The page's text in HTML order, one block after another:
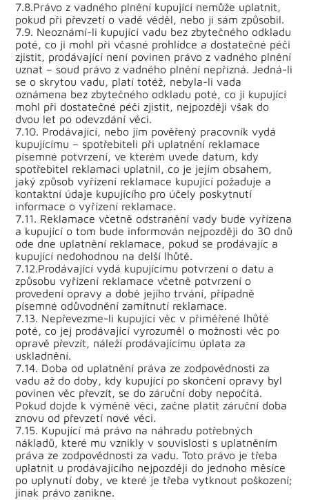
7.8.Právo z vadného plnění kupující nemůže uplatnit,
pokud při převzetí o vadě věděl, nebo ji sám způsobil.
7.9. Neoznámí-li kupující vadu bez zbytečného odkladu
poté, co ji mohl při včasné prohlídce a dostatečné péči
zjistit, prodávající není povinen právo z vadného plnění
uznat – soud právo z vadného plnění nepřizná. Jedná-li
se o skrytou vadu, platí totéž, nebyla-li vada
oznámena bez zbytečného odkladu poté, co ji kupující
mohl při dostatečné péči zjistit, nejpozději však do
dvou let po odevzdání věci.
7.10. Prodávající, nebo jím pověřený pracovník vydá
kupujícímu – spotřebiteli při uplatnění reklamace
písemné potvrzení, ve kterém uvede datum, kdy
spotřebitel reklamaci uplatnil, co je jejím obsahem,
jaký způsob vyřízení reklamace kupující požaduje a
kontaktní údaje kupujícího pro účely poskytnutí
informace o vyřízení reklamace.
7.11. Reklamace včetně odstranění vady bude vyřízena
a kupující o tom bude informován nejpozději do 30 dnů
ode dne uplatnění reklamace, pokud se prodávajíc a
kupující nedohodnou na delší lhůtě.
7.12.Prodávající vydá kupujícímu potvrzení o datu a
způsobu vyřízení reklamace včetně potvrzení o
provedení opravy a době jejího trvání, případně
písemné odůvodnění zamítnutí reklamace.
7.13. Nepřevezme-li kupující věc v přiměřené lhůtě
poté, co jej prodávající vyrozuměl o možnosti věc po
opravě převzít, náleží prodávajícímu úplata za
uskladnění.
7.14. Doba od uplatnění práva ze zodpovědnosti za
vadu až do doby, kdy kupující po skončení opravy byl
povinen věc převzít, se do záruční doby nepočítá.
Pokud dojde k výměně věci, začne platit záruční doba
znovu od převzetí nové věci.
7.15. Kupující má právo na náhradu potřebných
nákladů, které mu vznikly v souvislosti s uplatněním
práva ze zodpovědnosti za vadu. Toto právo je třeba
uplatnit u prodávajícího nejpozději do jednoho měsíce
po uplynutí doby, ve které je třeba vytknout poškození;
jinak právo zanikne.